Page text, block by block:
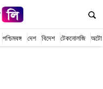
পশ্চিমবঙ্গ দেশ বিদেশ টেকনোলজি অটো